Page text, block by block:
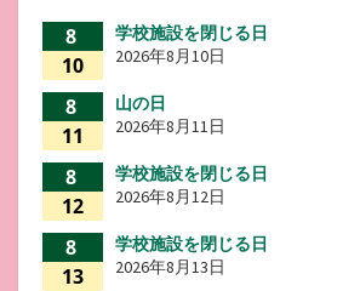
8
10
学校施設を閉じる日
2026年8月10日
8
11
山の日
2026年8月11日
8
12
学校施設を閉じる日
2026年8月12日
8
13
学校施設を閉じる日
2026年8月13日